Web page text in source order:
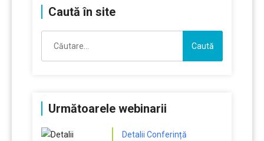
Caută în site
după:
Următoarele webinarii
Detalii Conferință